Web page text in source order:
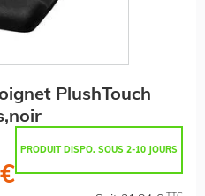
PlushTouch
PRODUIT DISPO. SOUS 2-10 JOURS